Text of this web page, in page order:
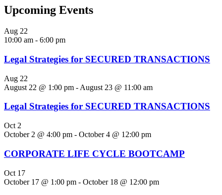
Upcoming Events
Aug 22
10:00 am - 6:00 pm
Legal Strategies for SECURED TRANSACTIONS
Aug 22
August 22 @ 1:00 pm - August 23 @ 11:00 am
Legal Strategies for SECURED TRANSACTIONS
Oct 2
October 2 @ 4:00 pm - October 4 @ 12:00 pm
CORPORATE LIFE CYCLE BOOTCAMP
Oct 17
October 17 @ 1:00 pm - October 18 @ 12:00 pm